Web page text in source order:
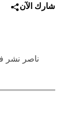
شارك الآن